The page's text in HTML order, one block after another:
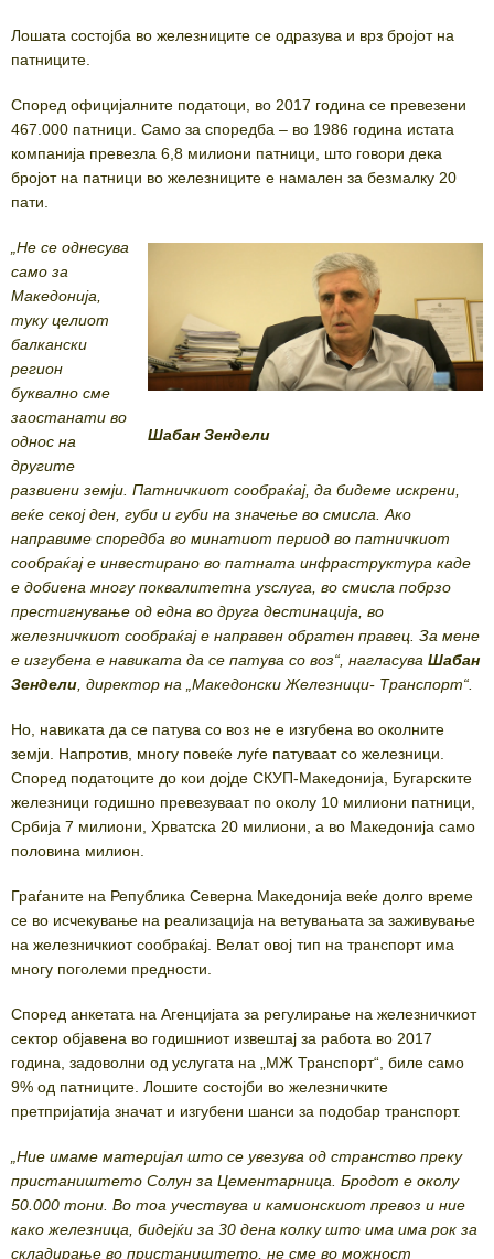
Лошата состојба во железниците се одразува и врз бројот на
патниците.
Според официјалните податоци, во 2017 година се превезени
467.000 патници. Само за споредба – во 1986 година истата
компанија превезла 6,8 милиони патници, што говори дека
бројот на патници во железниците е намален за безмалку 20
пати.
Шабан Зендели
„Не се однесува
само за
Македонија,
туку целиот
балкански
регион
буквално сме
заостанати во
однос на
другите
развиени земји. Патничкиот сообраќај, да бидеме искрени,
веќе секој ден, губи и губи на значење во смисла. Ако
направиме споредба во минатиот период во патничкиот
сообраќај е инвестирано во патната инфраструктура каде
е добиена многу поквалитетна уѕслуга, во смисла побрзо
престигнување од една во друга дестинација, во
железничкиот сообраќај е направен обратен правец. За мене
е изгубена е навиката да се патува со воз“, нагласува Шабан
Зендели, директор на „Македонски Железници- Транспорт“.
Но, навиката да се патува со воз не е изгубена во околните
земји. Напротив, многу повеќе луѓе патуваат со железници.
Според податоците до кои дојде СКУП-Македонија, Бугарските
железници годишно превезуваат по околу 10 милиони патници,
Србија 7 милиони, Хрватска 20 милиони, а во Македонија само
половина милион.
Граѓаните на Република Северна Македонија веќе долго време
се во исчекување на реализација на ветувањата за заживување
на железничкиот сообраќај. Велат овој тип на транспорт има
многу поголеми предности.
Според анкетата на Агенцијата за регулирање на железничкиот
сектор објавена во годишниот извештај за работа во 2017
година, задоволни од услугата на „МЖ Транспорт“, биле само
9% од патниците. Лошите состојби во железничките
претпријатија значат и изгубени шанси за подобар транспорт.
„Ние имаме материјал што се увезува од странство преку
пристаништето Солун за Цементарница. Бродот е околу
50.000 тони. Во тоа учествува и камионскиот превоз и ние
како железница, бидејќи за 30 дена колку што има има рок за
складирање во пристаништето, не сме во можност